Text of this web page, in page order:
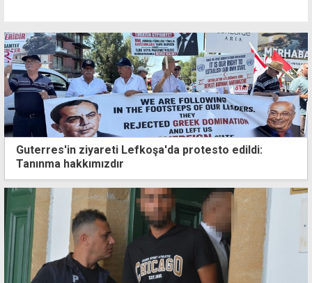
Guterres'in ziyareti Lefkoşa'da protesto edildi:
Tanınma hakkımızdır